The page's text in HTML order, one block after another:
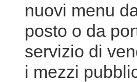
nuovi menu
posto o da
servizio di
i mezzi